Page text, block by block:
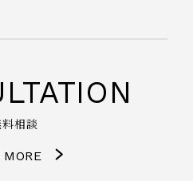
相談